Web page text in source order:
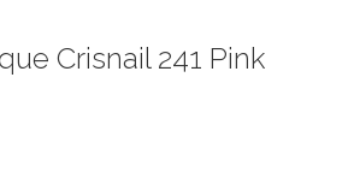
Crisnail 241 Pink